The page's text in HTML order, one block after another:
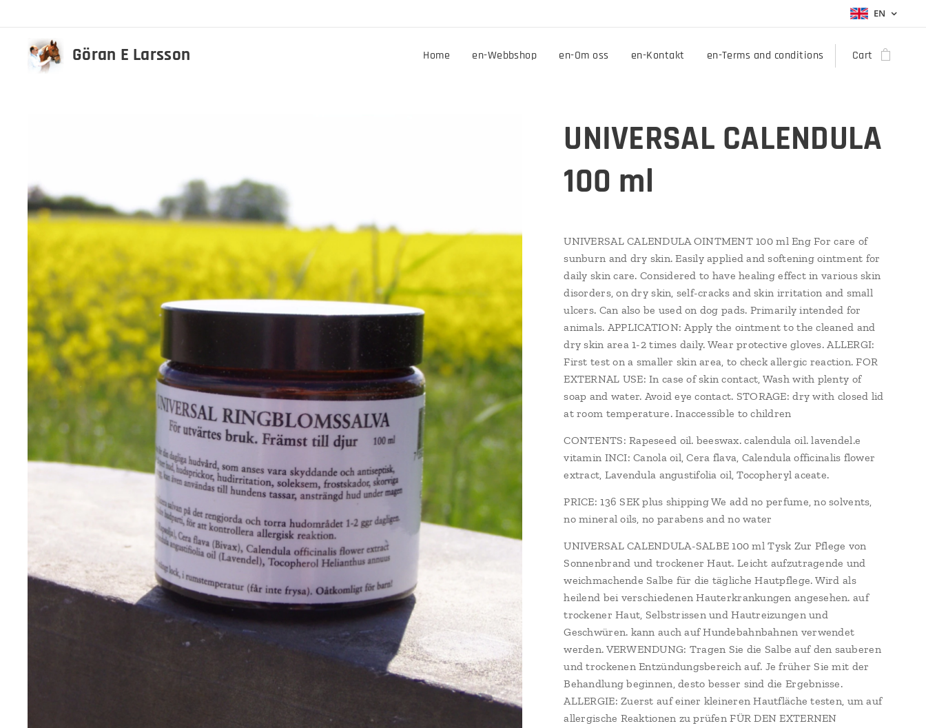
EN
Göran E Larsson Home en-Webbshop en-Om oss en-Kontakt en-Terms and conditions Cart
UNIVERSAL CALENDULA
100 ml
UNIVERSAL CALENDULA OINTMENT 100 ml Eng For care of
sunburn and dry skin. Easily applied and softening ointment for
daily skin care. Considered to have healing effect in various skin
disorders, on dry skin, self-cracks and skin irritation and small
ulcers. Can also be used on dog pads. Primarily intended for
animals. APPLICATION: Apply the ointment to the cleaned and
dry skin area 1-2 times daily. Wear protective gloves. ALLERGI:
First test on a smaller skin area, to check allergic reaction. FOR
EXTERNAL USE: In case of skin contact, Wash with plenty of
soap and water. Avoid eye contact. STORAGE: dry with closed lid
at room temperature. Inaccessible to children
CONTENTS: Rapeseed oil. beeswax. calendula oil. lavendel.e
vitamin INCI: Canola oil, Cera flava, Calendula officinalis flower
extract, Lavendula angustifolia oil, Tocopheryl aceate.
PRICE: 136 SEK plus shipping We add no perfume, no solvents,
no mineral oils, no parabens and no water
UNIVERSAL CALENDULA-SALBE 100 ml Tysk Zur Pflege von
Sonnenbrand und trockener Haut. Leicht aufzutragende und
weichmachende Salbe für die tägliche Hautpflege. Wird als
heilend bei verschiedenen Hauterkrankungen angesehen. auf
trockener Haut, Selbstrissen und Hautreizungen und
Geschwüren. kann auch auf Hundebahnbahnen verwendet
werden. VERWENDUNG: Tragen Sie die Salbe auf den sauberen
und trockenen Entzündungsbereich auf. Je früher Sie mit der
Behandlung beginnen, desto besser sind die Ergebnisse.
ALLERGIE: Zuerst auf einer kleineren Hautfläche testen, um auf
allergische Reaktionen zu prüfen FÜR DEN EXTERNEN